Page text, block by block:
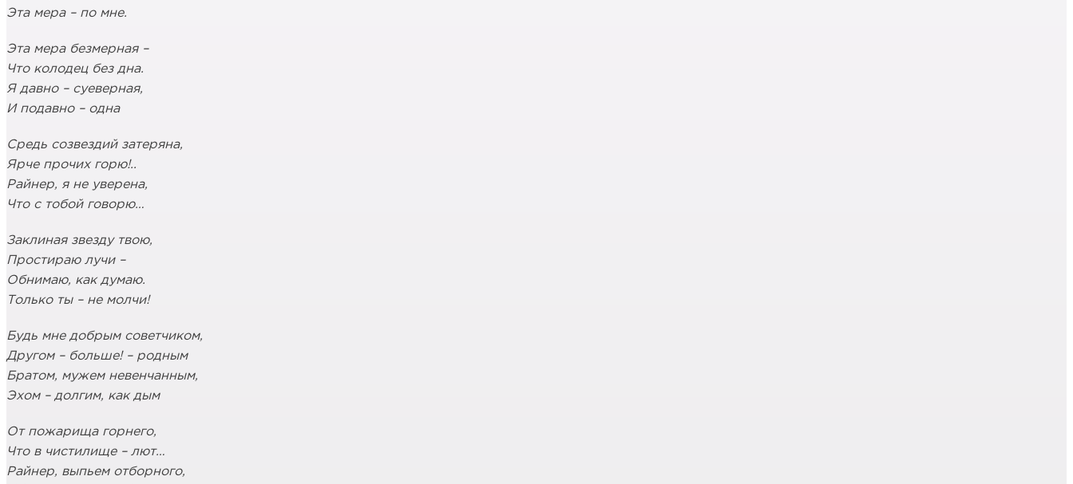
Эта мера – по мне.
Эта мера безмерная –
Что колодец без дна.
Я давно – суеверная,
И подавно – одна
Средь созвездий затеряна,
Ярче прочих горю!..
Райнер, я не уверена,
Что с тобой говорю…
Заклиная звезду твою,
Простираю лучи –
Обнимаю, как думаю.
Только ты – не молчи!
Будь мне добрым советчиком,
Другом – больше! – родным
Братом, мужем невенчанным,
Эхом – долгим, как дым
От пожарища горнего,
Что в чистилище – лют…
Райнер, выпьем отборного,